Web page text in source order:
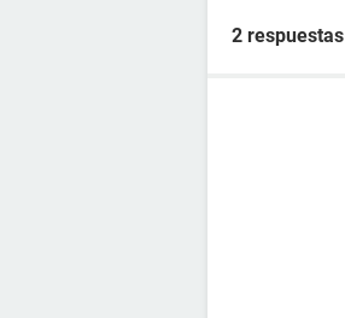
2 respuestas